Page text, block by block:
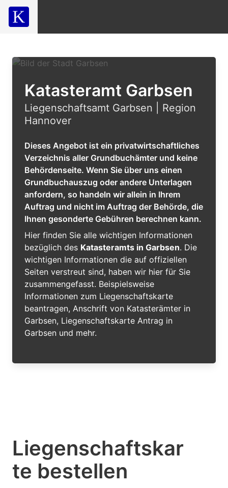
Katasteramt Garbsen
Liegenschaftsamt Garbsen | Region
Hannover
Dieses Angebot ist ein privatwirtschaftliches
Verzeichnis aller Grundbuchämter und keine
Behördenseite. Wenn Sie über uns einen
Grundbuchauszug oder andere Unterlagen
anfordern, so handeln wir allein in Ihrem
Auftrag und nicht im Auftrag der Behörde, die
Ihnen gesonderte Gebühren berechnen kann.
Hier finden Sie alle wichtigen Informationen
bezüglich des Katasteramts in Garbsen. Die
wichtigen Informationen die auf offiziellen
Seiten verstreut sind, haben wir hier für Sie
zusammengefasst. Beispielsweise
Informationen zum Liegenschaftskarte
beantragen, Anschrift von Katasterämter in
Garbsen, Liegenschaftskarte Antrag in
Garbsen und mehr.
Liegenschaftskar
te bestellen